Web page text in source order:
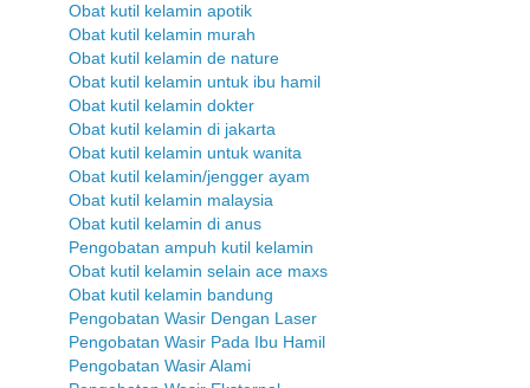
Obat kutil kelamin apotik
Obat kutil kelamin murah
Obat kutil kelamin de nature
Obat kutil kelamin untuk ibu hamil
Obat kutil kelamin dokter
Obat kutil kelamin di jakarta
Obat kutil kelamin untuk wanita
Obat kutil kelamin/jengger ayam
Obat kutil kelamin malaysia
Obat kutil kelamin di anus
Pengobatan ampuh kutil kelamin
Obat kutil kelamin selain ace maxs
Obat kutil kelamin bandung
Pengobatan Wasir Dengan Laser
Pengobatan Wasir Pada Ibu Hamil
Pengobatan Wasir Alami